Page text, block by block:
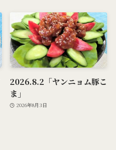
2026.8.2「ヤンニョム豚こ
ま」
2026年8月3日